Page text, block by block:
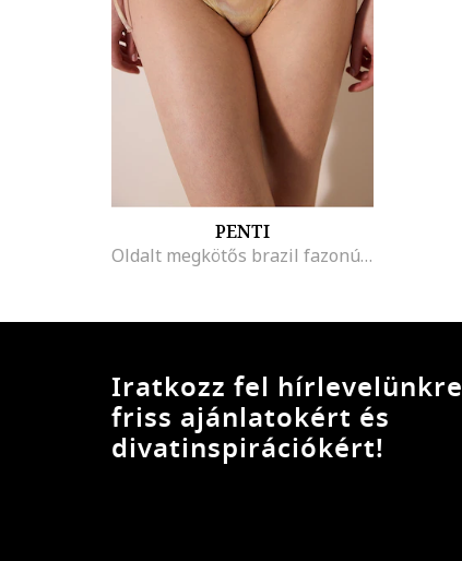
PENTI
Oldalt megkötős brazil fazonú fürdőruhaalsó, Aranyszín
Iratkozz fel hírlevelünkre
friss ajánlatokért és
divatinspirációkért!